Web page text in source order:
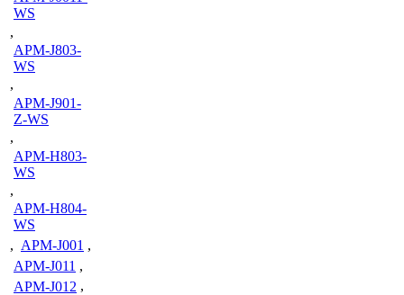
WS
,
APM-J803-
WS
,
APM-J901-
Z-WS
,
APM-H803-
WS
,
APM-H804-
WS
, APM-J001 ,
APM-J011 ,
APM-J012 ,